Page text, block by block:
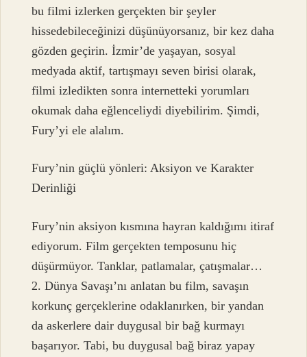
bu filmi izlerken gerçekten bir şeyler
hissedebileceğinizi düşünüyorsanız, bir kez daha
gözden geçirin. İzmir’de yaşayan, sosyal
medyada aktif, tartışmayı seven birisi olarak,
filmi izledikten sonra internetteki yorumları
okumak daha eğlenceliydi diyebilirim. Şimdi,
Fury’yi ele alalım.
Fury’nin güçlü yönleri: Aksiyon ve Karakter
Derinliği
Fury’nin aksiyon kısmına hayran kaldığımı itiraf
ediyorum. Film gerçekten temposunu hiç
düşürmüyor. Tanklar, patlamalar, çatışmalar…
2. Dünya Savaşı’nı anlatan bu film, savaşın
korkunç gerçeklerine odaklanırken, bir yandan
da askerlere dair duygusal bir bağ kurmayı
başarıyor. Tabi, bu duygusal bağ biraz yapay